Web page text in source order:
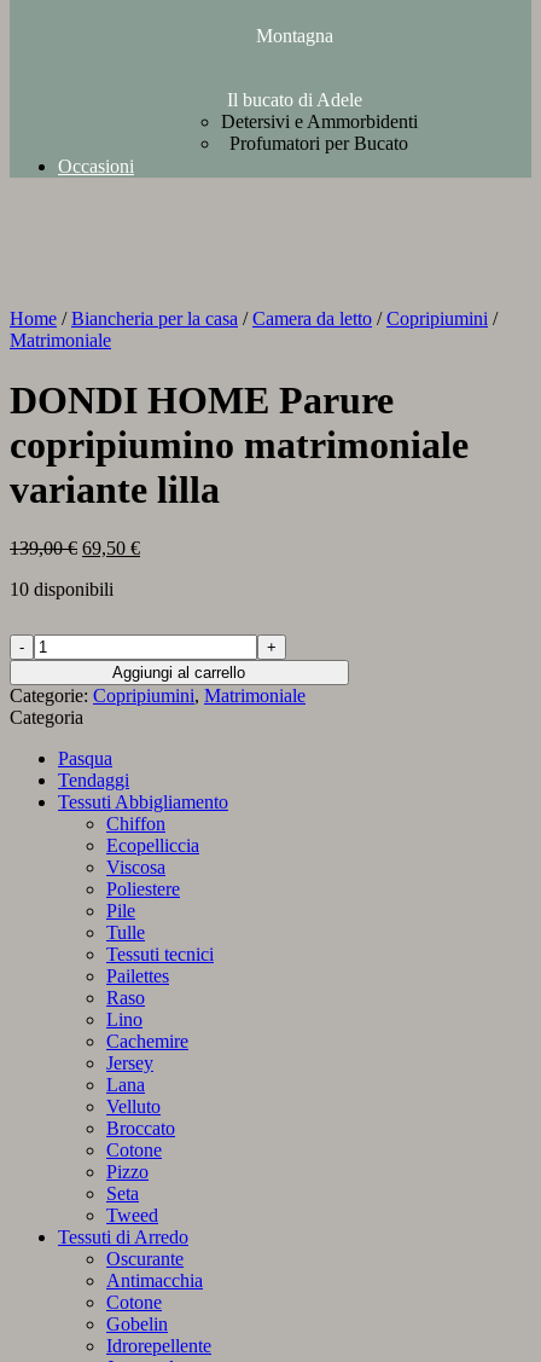
Montagna
Il bucato di Adele
Detersivi e Ammorbidenti
Profumatori per Bucato
Occasioni
Home / Biancheria per la casa / Camera da letto / Copripiumini /
Matrimoniale
DONDI HOME Parure
copripiumino matrimoniale
variante lilla
139,00€ Il
originale
139,00 €.
69,50 €Il
69,50 €.
10 disponibili
DONDI
HOME
Parure
copripiumino
matrimoniale
variante
quantità
Aggiungi al carrello
Categorie: Copripiumini, Matrimoniale
Categoria
Pasqua
Tendaggi
Tessuti Abbigliamento
Chiffon
Ecopelliccia
Viscosa
Poliestere
Pile
Tulle
Tessuti tecnici
Pailettes
Raso
Lino
Cachemire
Jersey
Lana
Velluto
Broccato
Cotone
Pizzo
Seta
Tweed
Tessuti di Arredo
Oscurante
Antimacchia
Cotone
Gobelin
Idrorepellente